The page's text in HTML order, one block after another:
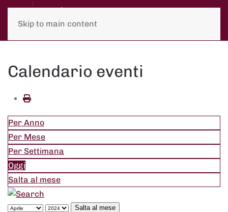
Skip to main content
Calendario eventi
Per Anno
Per Mese
Per Settimana
Oggi
Salta al mese
Salta al mese